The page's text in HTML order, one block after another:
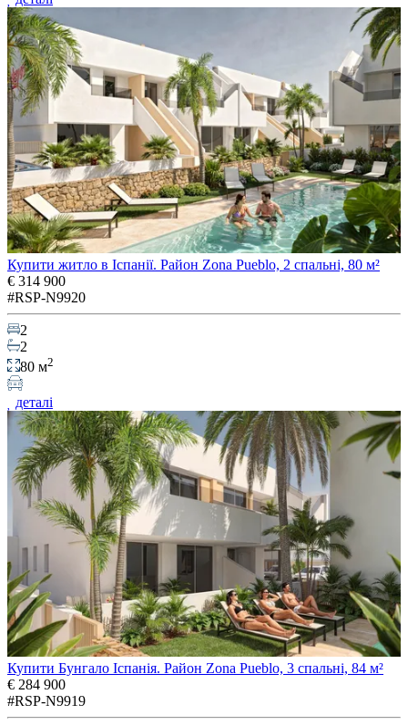
Купити житло в Іспанії. Район Zona Pueblo, 2 спальні, 80 м²
€ 314 900
#RSP-N9920
2
2
80 м2
деталі
Купити Бунгало Іспанія. Район Zona Pueblo, 3 спальні, 84 м²
€ 284 900
#RSP-N9919